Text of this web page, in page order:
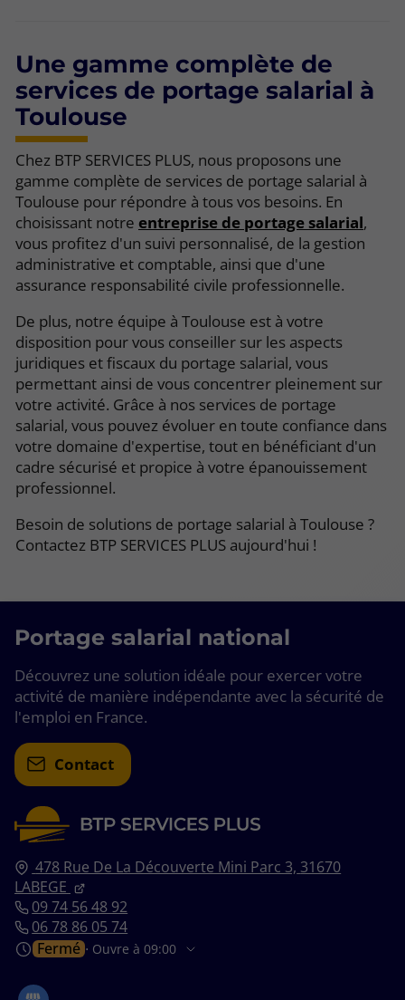
Une gamme complète de
services de portage salarial à
Toulouse
Chez BTP SERVICES PLUS, nous proposons une
gamme complète de services de portage salarial à
Toulouse pour répondre à tous vos besoins. En
choisissant notre entreprise de portage salarial,
vous profitez d'un suivi personnalisé, de la gestion
administrative et comptable, ainsi que d'une
assurance responsabilité civile professionnelle.
De plus, notre équipe à Toulouse est à votre
disposition pour vous conseiller sur les aspects
juridiques et fiscaux du portage salarial, vous
permettant ainsi de vous concentrer pleinement sur
votre activité. Grâce à nos services de portage
salarial, vous pouvez évoluer en toute confiance dans
votre domaine d'expertise, tout en bénéficiant d'un
cadre sécurisé et propice à votre épanouissement
professionnel.
Besoin de solutions de portage salarial à Toulouse ?
Contactez BTP SERVICES PLUS aujourd'hui !
478 Rue De La Découverte Mini Parc 3, 31670
LABEGE
09 74 56 48 92
06 78 86 05 74
Fermé ⋅ Ouvre à 09:00
Portage salarial national
Découvrez une solution idéale pour exercer votre
activité de manière indépendante avec la sécurité de
l'emploi en France.
Contact